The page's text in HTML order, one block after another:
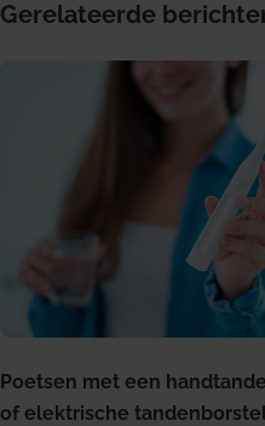
Gerelateerde
Poetsen met een
of elektrische